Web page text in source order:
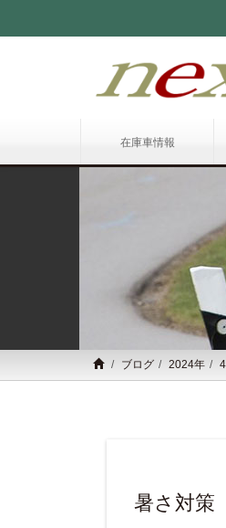
在庫車情報
ブログ 2024年
暑さ対策